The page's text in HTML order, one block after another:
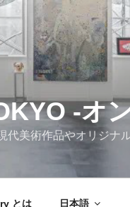
-オ
美術作品やオリジナ
とは 日本語